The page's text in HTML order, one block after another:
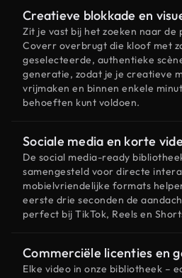
Creatieve blokkade en
Zit je vast bij het zoeken naar
Coverr overbrugt die kloof met
geselecteerde, authentieke
generatie, zodat je je creatieve
vrijmaken en binnen enkele
behoeften kunt voldoen.
Sociale media en korte
De social media-ready
samengesteld voor directe
mobielvriendelijke formats
eerste drie seconden de
perfect bij TikTok, Reels en
Commerciële licenties en
Elke video in onze bibliotheek –